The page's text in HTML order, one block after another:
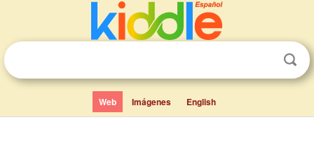
Web Imágenes English